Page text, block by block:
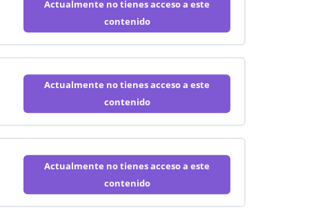
Actualmente no tienes acceso a este
contenido
Actualmente no tienes acceso a este
contenido
Actualmente no tienes acceso a este
contenido